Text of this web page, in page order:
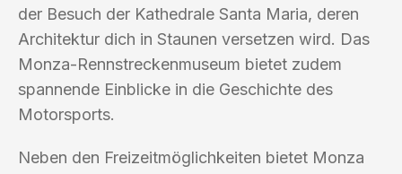
der Besuch der Kathedrale Santa Maria, deren
Architektur dich in Staunen versetzen wird. Das
Monza-Rennstreckenmuseum bietet zudem
spannende Einblicke in die Geschichte des
Motorsports.
Neben den Freizeitmöglichkeiten bietet Monza